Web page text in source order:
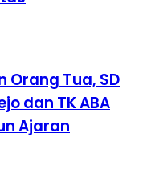
Orang Tua, SD
dan TK ABA
Ajaran